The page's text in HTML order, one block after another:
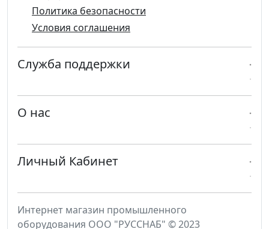
Политика безопасности
Условия соглашения
Служба поддержки
О нас
Личный Кабинет
Интернет магазин промышленного
оборудования ООО "РУССНАБ" © 2023